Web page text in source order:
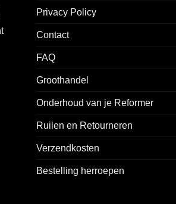
Privacy Policy
Contact
FAQ
Groothandel
Onderhoud van je Reformer
Ruilen en Retourneren
Verzendkosten
Bestelling herroepen